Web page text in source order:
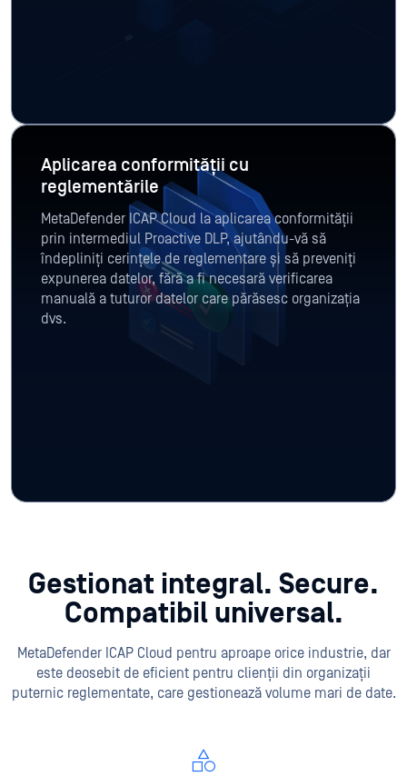
Aplicarea conformității cu
reglementările
MetaDefender ICAP Cloud la aplicarea conformității
prin intermediul Proactive DLP, ajutându-vă să
îndepliniți cerințele de reglementare și să preveniți
expunerea datelor, fără a fi necesară verificarea
manuală a tuturor datelor care părăsesc organizația
dvs.
Gestionat integral. Secure.
Compatibil universal.
MetaDefender ICAP Cloud pentru aproape orice industrie, dar
este deosebit de eficient pentru clienții din organizații
puternic reglementate, care gestionează volume mari de date.